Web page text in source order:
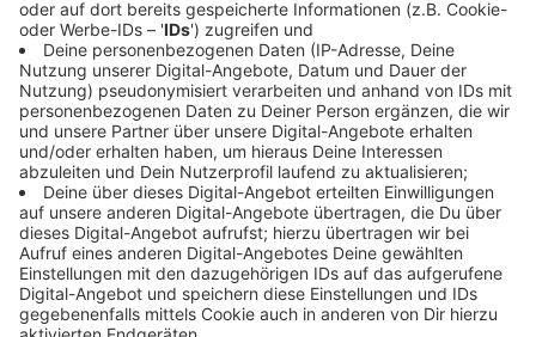
Lichterketten im Fenster sind erlaubt, solange sie
nicht zu hell sind und beispielsweise nicht direkt in das
Schlafzimmer der Nachbarn scheinen. Im Treppenhaus
sollten wir auf Duftkerzen oder Zimtspray verzichten,
um andere Bewohner nicht zu belästigen. Wichtig ist
außerdem, dass Fluchtwege frei bleiben. Wer die
Hauswand dekorieren möchte, sollte darauf achten,
die Fassade nicht zu beschädigen. Gleichzeitig muss
die Dekoration sicher befestigt sein, damit sie nicht
herunterfällt. Der Eigentümerverband Haus & Grund
rät, solche Maßnahmen vorher mit dem Vermieter